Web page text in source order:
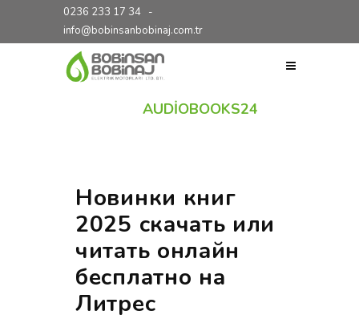
0236 233 17 34 -
info@bobinsanbobinaj.com.tr
AUDIOBOOKS24
Новинки книг
2025 скачать или
читать онлайн
бесплатно на
Литрес